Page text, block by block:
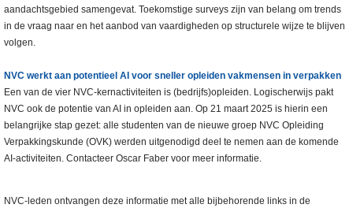
aandachtsgebied samengevat. Toekomstige surveys zijn van belang om trends
in de vraag naar en het aanbod van vaardigheden op structurele wijze te blijven
volgen.
NVC werkt aan potentieel AI voor sneller opleiden vakmensen in verpakken
Een van de vier NVC-kernactiviteiten is (bedrijfs)opleiden. Logischerwijs pakt
NVC ook de potentie van AI in opleiden aan. Op 21 maart 2025 is hierin een
belangrijke stap gezet: alle studenten van de nieuwe groep NVC Opleiding
Verpakkingskunde (OVK) werden uitgenodigd deel te nemen aan de komende
AI-activiteiten. Contacteer Oscar Faber voor meer informatie.
NVC-leden ontvangen deze informatie met alle bijbehorende links in de